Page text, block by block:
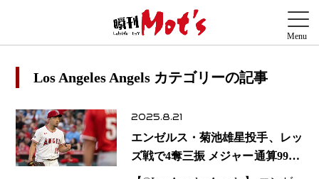
Los Angeles Angels カテゴリーの記事
2025.8.21
エンゼルス・菊池雄星投手、レッ
ズ戦で4奪三振 メジャー通算990K
到達、日本人歴代5位に躍進